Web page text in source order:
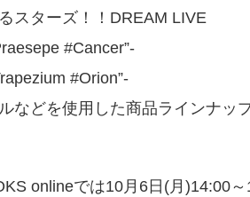
スターズ！！DREAM LIVE
#Cancer”-
#Orion”-
などを使用した商品ラインナッ
onlineでは10月6日(月)14:00